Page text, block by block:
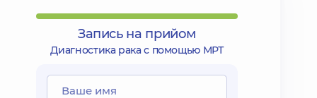
Запись на прийом
Диагностика рака с помощью МРТ